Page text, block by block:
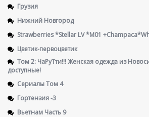
Грузия
Нижний Новгород
Strawberries *Stellar LV *M01
Цветик-первоцветик
Том 2: ЧаРуТти!!! Женская одежда из
доступные!
Сериалы Том 4
Гортензия -3
Вьетнам Часть 9